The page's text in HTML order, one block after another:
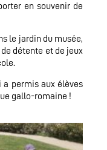
en souvenir de
le jardin du musée,
détente et de jeux
a permis aux élèves
gallo-romaine !